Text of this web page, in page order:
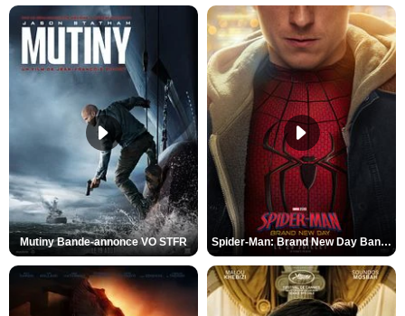
Mutiny Bande-annonce VO STFR Spider-Man: Brand New Day Bande-annonce VO STFR